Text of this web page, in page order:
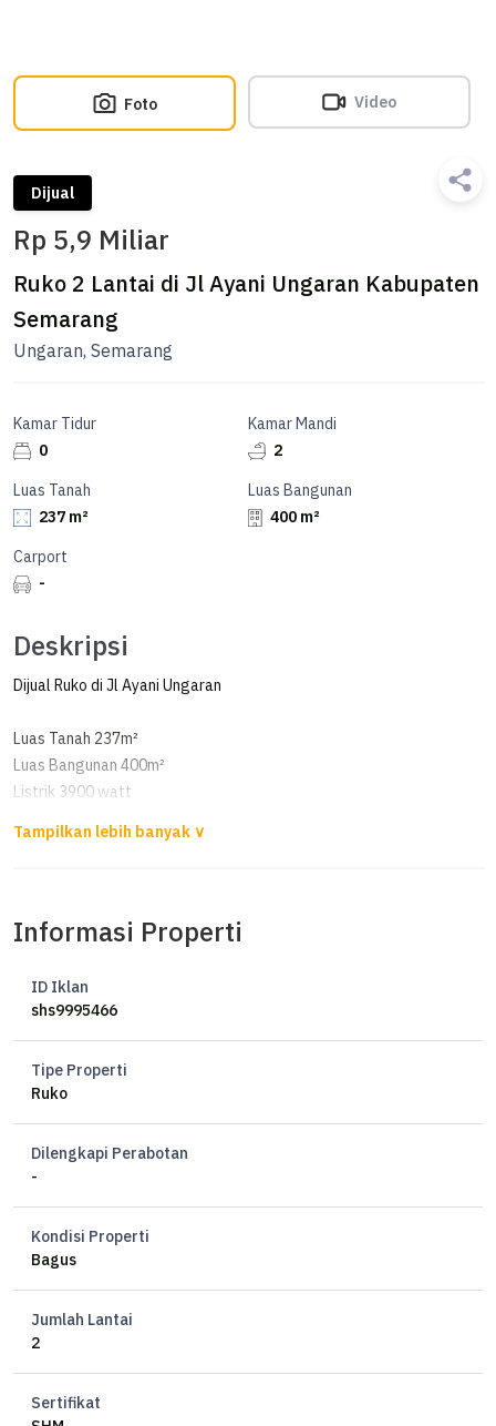
Foto Video
Dijual
Rp 5,9 Miliar
Ruko 2 Lantai di Jl Ayani Ungaran Kabupaten
Semarang
Ungaran, Semarang
Kamar Tidur
0
Kamar Mandi
2
Luas Tanah
237 m²
Luas Bangunan
400 m²
Carport
-
Deskripsi
Dijual Ruko di Jl Ayani Ungaran
Luas Tanah 237m²
Luas Bangunan 400m²
Listrik 3900 watt
Hadap Timur
Harga 5,9 M nego
Informasi Properti
ID Iklan
shs9995466
Tipe Properti
Ruko
Dilengkapi Perabotan
-
Kondisi Properti
Bagus
Jumlah Lantai
2
Sertifikat